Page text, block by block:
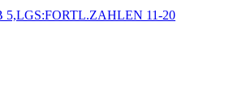
5,LGS:FORTL.ZAHLEN 11-20